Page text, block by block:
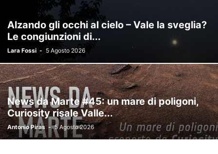
Alzando gli occhi al cielo – Vale la sveglia?
Le congiunzioni di...
Lara Fossi - 5 Agosto 2026
News da Marte #45: un mare di poligoni,
Curiosity risale Valle...
Antonio Piras - 5 Agosto 2026